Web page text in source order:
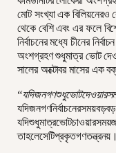
মোট সংখ্যা এক বিলিয়নেরও
থেকে বেশি এবং এর ফলে
নির্বাচনের মধ্যে চীনের
অংশগ্রহণ শুধুমাত্র ভোট
সালের অক্টোবর মাসের এক
“
তাহলেসেটিপ্রকৃতগণতন্ত্রনয়।